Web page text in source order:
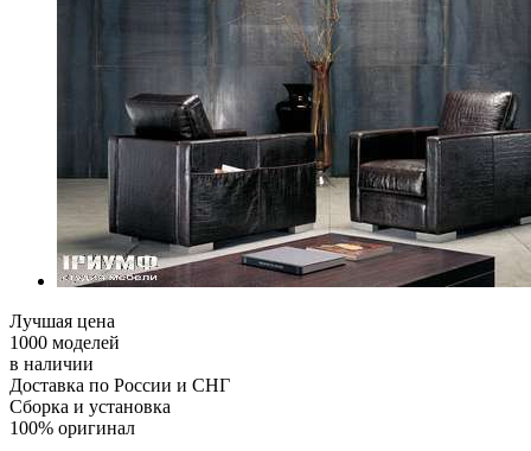
Лучшая цена
1000 моделей
в наличии
Доставка по России и СНГ
Сборка и установка
100% оригинал